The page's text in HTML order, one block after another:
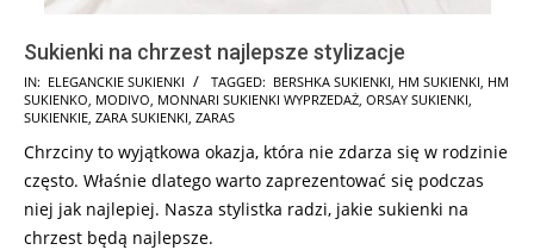
Sukienki na chrzest najlepsze stylizacje
2024-
12-
IN: ELEGANCKIE SUKIENKI TAGGED: BERSHKA SUKIENKI HM SUKIENKI HM
SUKIENKO MODIVO MONNARI SUKIENKI WYPRZEDAŻ ORSAY SUKIENKI
SUKIENKIE ZARA SUKIENKI ZARAS
Chrzciny to wyjątkowa okazja, która nie zdarza się w rodzinie
często. Właśnie dlatego warto zaprezentować się podczas
niej jak najlepiej. Nasza stylistka radzi, jakie sukienki na
chrzest będą najlepsze.